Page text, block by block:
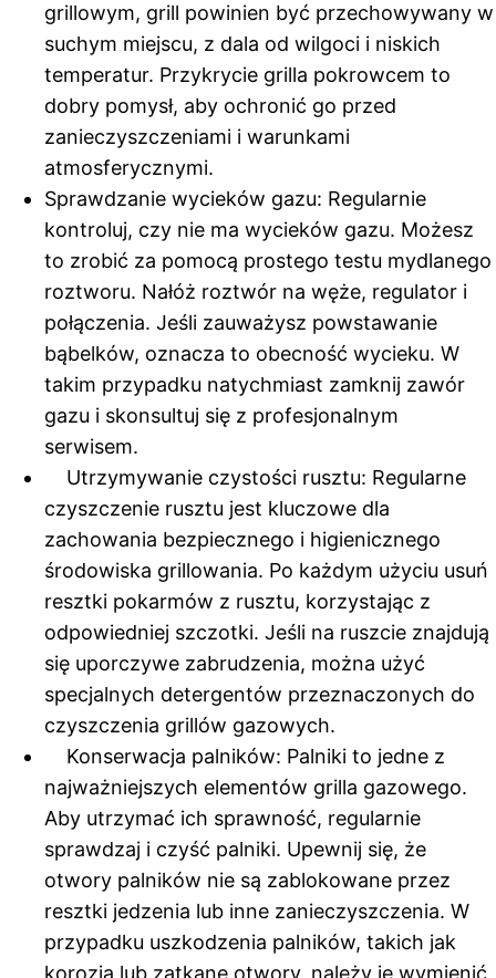
grillowym, grill powinien być przechowywany w
suchym miejscu, z dala od wilgoci i niskich
temperatur. Przykrycie grilla pokrowcem to
dobry pomysł, aby ochronić go przed
zanieczyszczeniami i warunkami
atmosferycznymi.
Sprawdzanie wycieków gazu: Regularnie
kontroluj, czy nie ma wycieków gazu. Możesz
to zrobić za pomocą prostego testu mydlanego
roztworu. Nałóż roztwór na węże, regulator i
połączenia. Jeśli zauważysz powstawanie
bąbelków, oznacza to obecność wycieku. W
takim przypadku natychmiast zamknij zawór
gazu i skonsultuj się z profesjonalnym
serwisem.
Utrzymywanie czystości rusztu: Regularne
czyszczenie rusztu jest kluczowe dla
zachowania bezpiecznego i higienicznego
środowiska grillowania. Po każdym użyciu usuń
resztki pokarmów z rusztu, korzystając z
odpowiedniej szczotki. Jeśli na ruszcie znajdują
się uporczywe zabrudzenia, można użyć
specjalnych detergentów przeznaczonych do
czyszczenia grillów gazowych.
Konserwacja palników: Palniki to jedne z
najważniejszych elementów grilla gazowego.
Aby utrzymać ich sprawność, regularnie
sprawdzaj i czyść palniki. Upewnij się, że
otwory palników nie są zablokowane przez
resztki jedzenia lub inne zanieczyszczenia. W
przypadku uszkodzenia palników, takich jak
korozja lub zatkane otwory, należy je wymienić